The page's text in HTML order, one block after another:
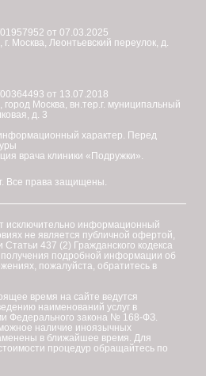
от 07.03.2025
Москва, Леонтьевский переулок, д.
от 13.07.2018
Москва, вн.тер.г. муниципальный
д. 3
характер. Перед
врача клиники «Подружки».
Все права защищены.
исключительно информационный
не является публичной офертой,
437 (2) Гражданского кодекса
подробной информации об
пожалуйста, обратитесь в
время на сайте ведутся
наименований услуг в
Федерального закона № 168-ФЗ.
наличие иноязычных
в ближайшее время. Для
процедур обращайтесь по